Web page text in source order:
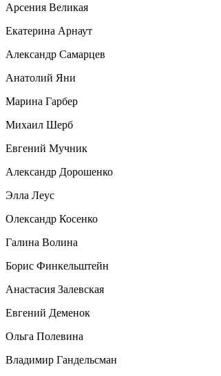
Арсения Великая
Екатерина Арнаут
Александр Самарцев
Анатолий Яни
Марина Гарбер
Михаил Шерб
Евгений Мучник
Александр Дорошенко
Элла Леус
Олександр Косенко
Галина Волина
Борис Финкельштейн
Анастасия Залевская
Евгений Деменок
Ольга Полевина
Владимир Гандельсман